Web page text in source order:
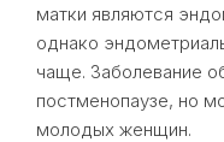
матки являются
однако
чаще. Заболевание
постменопаузе, но
молодых женщин.